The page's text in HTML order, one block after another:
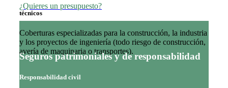
Ramos
técnicos
Coberturas especializadas para la construcción, la industria
y los proyectos de ingeniería (todo riesgo de construcción,
avería de maquinaria o transportes).
¿Quieres un presupuesto?
Seguros patrimoniales y de responsabilidad
Responsabilidad civil